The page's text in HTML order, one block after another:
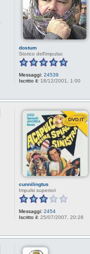
dostum
Storico dell'impulso
Messaggi: 24539
Iscritto il: 18/12/2001, 1:00
cunnilingtus
Impulsi superiori
Messaggi: 2454
Iscritto il: 25/07/2007, 20:28